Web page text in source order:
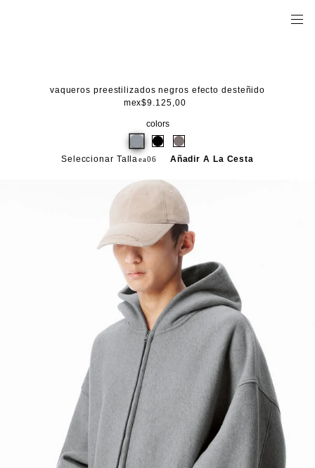
vaqueros preestilizados negros efecto desteñido
mex$9.125,00
colors
Seleccionar Talla Añadir A La Cesta